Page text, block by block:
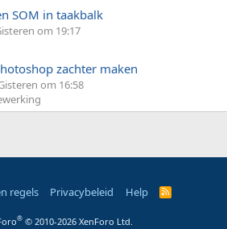
SOM in taakbalk
om 19:17
zachter maken
om 16:58
regels Privacybeleid Help
R
S
® © 2010-2026 XenForo Ltd.